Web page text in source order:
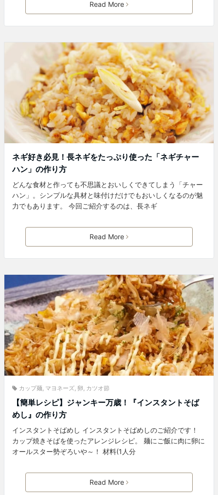
Read More
ネギ好き必見！長ネギをたっぷり使った「ネギチャー
ハン」の作り方
どんな食材と作っても不思議とおいしくできてしまう「チャー
ハン」。シンプルな具材と味付けだけでもおいしくなるのが魅
力でもあります。 今回ご紹介するのは、長ネギ
Read More
カップ麺, マヨネーズ, 卵, カツオ節
【簡単レシピ】ジャンキー万歳！『インスタントそば
めし』の作り方
インスタントそばめし インスタントそばめしのご紹介です！
カップ焼きそばを使ったアレンジレシピ。 麺にご飯に肉に卵に
オールスター勢ぞろいや～！ 材料(1人分
Read More